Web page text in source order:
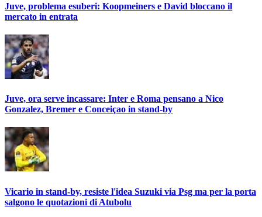
Juve, problema esuberi: Koopmeiners e David bloccano il
mercato in entrata
Juve, ora serve incassare: Inter e Roma pensano a Nico
Gonzalez, Bremer e Conceiçao in stand-by
Vicario in stand-by, resiste l'idea Suzuki via Psg ma per la porta
salgono le quotazioni di Atubolu